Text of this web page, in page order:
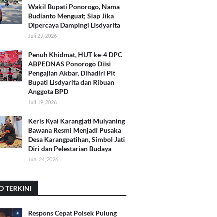
Wakil Bupati Ponorogo, Nama
Budianto Menguat; Siap Jika
Dipercaya Dampingi Lisdyarita
Juli 29, 2026
Penuh Khidmat, HUT ke-4 DPC
ABPEDNAS Ponorogo Diisi
Pengajian Akbar, Dihadiri Plt
Bupati Lisdyarita dan Ribuan
Anggota BPD
Juli 19, 2026
Keris Kyai Karangjati Mulyaning
Bawana Resmi Menjadi Pusaka
Desa Karangpatihan, Simbol Jati
Diri dan Pelestarian Budaya
Juni 24, 2026
TERKINI
Respons Cepat Polsek Pulung